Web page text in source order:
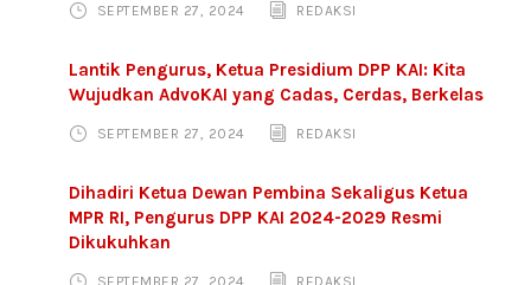
SEPTEMBER 27, 2024 REDAKSI
Lantik Pengurus, Ketua Presidium DPP KAI: Kita
Wujudkan AdvoKAI yang Cadas, Cerdas, Berkelas
SEPTEMBER 27, 2024 REDAKSI
Dihadiri Ketua Dewan Pembina Sekaligus Ketua
MPR RI, Pengurus DPP KAI 2024-2029 Resmi
Dikukuhkan
SEPTEMBER 27, 2024 REDAKSI